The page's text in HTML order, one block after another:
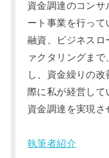
資金調達のコンサ
ート事業を行って
融資、ビジネスロ
ァクタリングま
し、資金繰りの
際に私が経営し
資金調達を実現さ
執筆者紹介